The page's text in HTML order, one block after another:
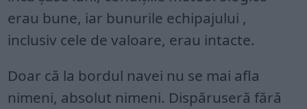
erau bune, iar bunurile echipajului ,
inclusiv cele de valoare, erau intacte.
Doar că la bordul navei nu se mai afla
nimeni, absolut nimeni. Dispăruseră fără